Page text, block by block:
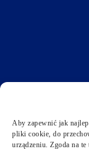
Aby zapewnić jak
pliki cookie, do
urządzeniu. Zgoda na